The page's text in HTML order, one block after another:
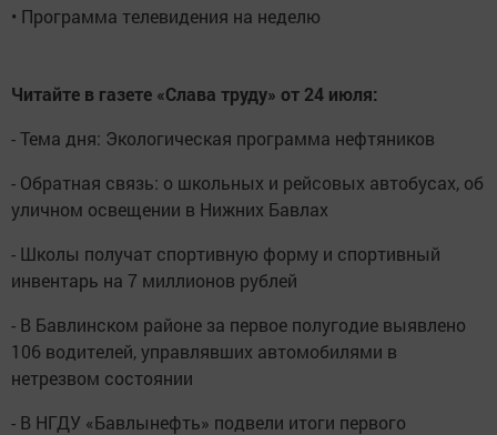
• Программа телевидения на неделю
Читайте в газете «Слава труду» от 24 июля:
- Тема дня: Экологическая программа нефтяников
- Обратная связь: о школьных и рейсовых автобусах, об
уличном освещении в Нижних Бавлах
- Школы получат спортивную форму и спортивный
инвентарь на 7 миллионов рублей
- В Бавлинском районе за первое полугодие выявлено
106 водителей, управлявших автомобилями в
нетрезвом состоянии
- В НГДУ «Бавлынефть» подвели итоги первого